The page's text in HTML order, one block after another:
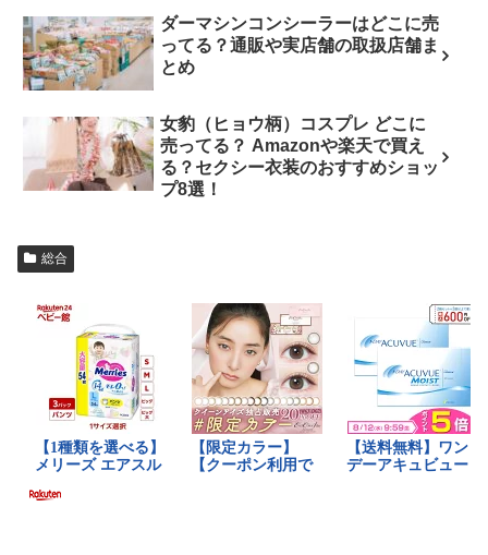
ダーマシンコンシーラーはどこに売
ってる？通販や実店舗の取扱店舗ま
とめ
女豹（ヒョウ柄）コスプレ どこに
売ってる？ Amazonや楽天で買え
る？セクシー衣装のおすすめショッ
プ8選！
総合